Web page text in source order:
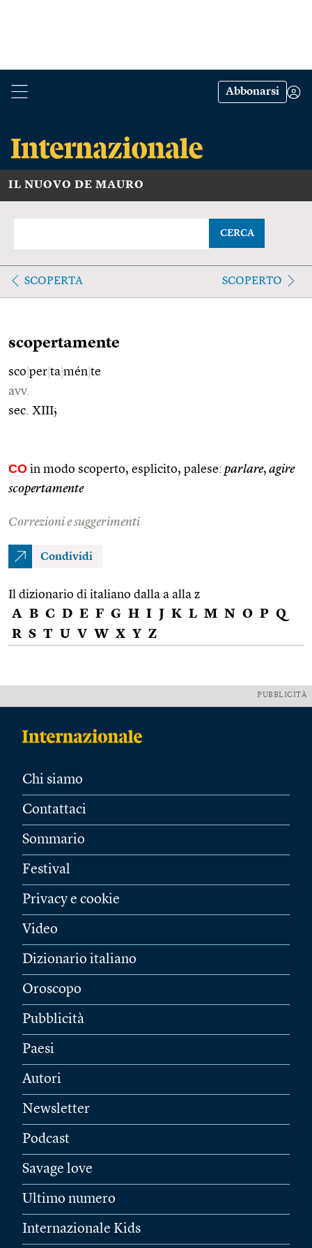
Abbonarsi
IL NUOVO DE MAURO
CERCA
SCOPERTA SCOPERTO
scopertamente
sco per ta mén te
avv.
sec. XIII;
CO in modo scoperto, esplicito, palese: parlare, agire
scopertamente
Correzioni e suggerimenti
Condividi
Il dizionario di italiano dalla a alla z
A B C D E F G H I J K L M N O P Q
R S T U V W X Y Z
PUBBLICITÀ
Chi siamo
Contattaci
Sommario
Festival
Privacy e cookie
Video
Dizionario italiano
Oroscopo
Pubblicità
Paesi
Autori
Newsletter
Podcast
Savage love
Ultimo numero
Internazionale Kids